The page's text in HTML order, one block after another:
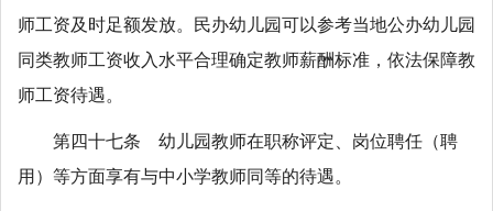
师工资及时足额发放。民办幼儿园可以参考当地公办幼儿园
同类教师工资收入水平合理确定教师薪酬标准，依法保障教
师工资待遇。
第四十七条 幼儿园教师在职称评定、岗位聘任（聘
用）等方面享有与中小学教师同等的待遇。